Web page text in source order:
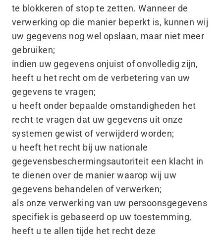
te blokkeren of stop te zetten. Wanneer de
verwerking op die manier beperkt is, kunnen wij
uw gegevens nog wel opslaan, maar niet meer
gebruiken;
indien uw gegevens onjuist of onvolledig zijn,
heeft u het recht om de verbetering van uw
gegevens te vragen;
u heeft onder bepaalde omstandigheden het
recht te vragen dat uw gegevens uit onze
systemen gewist of verwijderd worden;
u heeft het recht bij uw nationale
gegevensbeschermingsautoriteit een klacht in
te dienen over de manier waarop wij uw
gegevens behandelen of verwerken;
als onze verwerking van uw persoonsgegevens
specifiek is gebaseerd op uw toestemming,
heeft u te allen tijde het recht deze